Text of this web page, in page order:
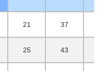
21 37
25 43